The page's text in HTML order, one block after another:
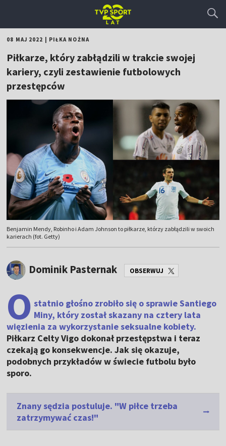
08 MAJ 2022 PIŁKA NOŻNA
Piłkarze, który zabłądzili w trakcie swojej
kariery, czyli zestawienie futbolowych
przestępców
Benjamin Mendy, Robinho i Adam Johnson to piłkarze, którzy zabłądzili w swoich
karierach (fot. Getty)
Dominik Pasternak OBSERWUJ
O statnio głośno zrobiło się o sprawie Santiego
Miny, który został skazany na cztery lata
więzienia za wykorzystanie seksualne kobiety.
Piłkarz Celty Vigo dokonał przestępstwa i teraz
czekają go konsekwencje. Jak się okazuje,
podobnych przykładów w świecie futbolu było
sporo.
Znany sędzia postuluje. "W piłce trzeba
zatrzymywać czas!"